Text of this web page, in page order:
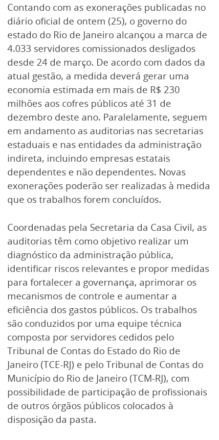
Contando com as exonerações publicadas no
diário oficial de ontem (25), o governo do
estado do Rio de Janeiro alcançou a marca de
4.033 servidores comissionados desligados
desde 24 de março. De acordo com dados da
atual gestão, a medida deverá gerar uma
economia estimada em mais de R$ 230
milhões aos cofres públicos até 31 de
dezembro deste ano. Paralelamente, seguem
em andamento as auditorias nas secretarias
estaduais e nas entidades da administração
indireta, incluindo empresas estatais
dependentes e não dependentes. Novas
exonerações poderão ser realizadas à medida
que os trabalhos forem concluídos.
Coordenadas pela Secretaria da Casa Civil, as
auditorias têm como objetivo realizar um
diagnóstico da administração pública,
identificar riscos relevantes e propor medidas
para fortalecer a governança, aprimorar os
mecanismos de controle e aumentar a
eficiência dos gastos públicos. Os trabalhos
são conduzidos por uma equipe técnica
composta por servidores cedidos pelo
Tribunal de Contas do Estado do Rio de
Janeiro (TCE-RJ) e pelo Tribunal de Contas do
Município do Rio de Janeiro (TCM-RJ), com
possibilidade de participação de profissionais
de outros órgãos públicos colocados à
disposição da pasta.